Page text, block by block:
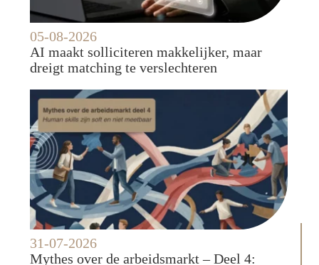
05-08-2026
AI maakt solliciteren makkelijker, maar
dreigt matching te verslechteren
31-07-2026
Mythes over de arbeidsmarkt – Deel 4: